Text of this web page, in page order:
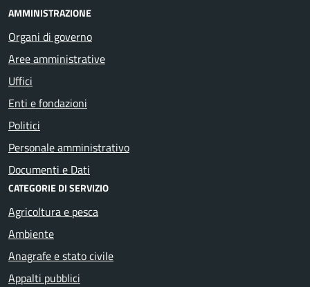
AMMINISTRAZIONE
Organi di governo
Aree amministrative
Uffici
Enti e fondazioni
Politici
Personale amministrativo
Documenti e Dati
CATEGORIE DI SERVIZIO
Agricoltura e pesca
Ambiente
Anagrafe e stato civile
Appalti pubblici